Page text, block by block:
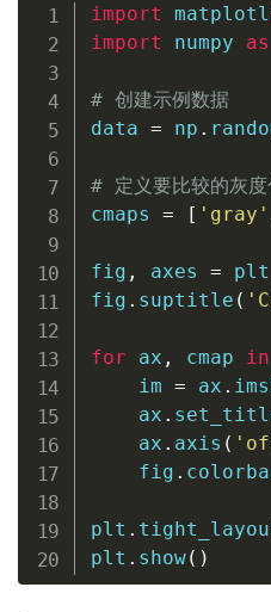
import
import numpy as
# 创建示例数据
data = np .
# 定义要比较的灰度
cmaps = [ 'gray'
fig , axes = plt
fig . suptitle (
for ax , cmap in
    im
= ax .
    ax
.
    ax
. axis (
    fig
.
plt .
plt . show( )